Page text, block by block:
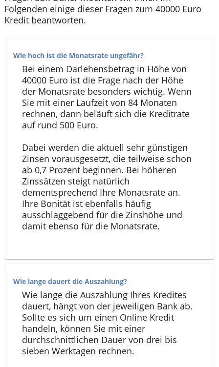
Folgenden einige dieser Fragen zum 40000 Euro
Kredit beantworten.
Wie hoch ist die Monatsrate ungefähr?
Bei einem Darlehensbetrag in Höhe von
40000 Euro ist die Frage nach der Höhe
der Monatsrate besonders wichtig. Wenn
Sie mit einer Laufzeit von 84 Monaten
rechnen, dann beläuft sich die Kreditrate
auf rund 500 Euro.
Dabei werden die aktuell sehr günstigen
Zinsen vorausgesetzt, die teilweise schon
ab 0,7 Prozent beginnen. Bei höheren
Zinssätzen steigt natürlich
dementsprechend Ihre Monatsrate an.
Ihre Bonität ist ebenfalls häufig
ausschlaggebend für die Zinshöhe und
damit ebenso für die Monatsrate.
Wie lange dauert die Auszahlung?
Wie lange die Auszahlung Ihres Kredites
dauert, hängt von der jeweiligen Bank ab.
Sollte es sich um einen Online Kredit
handeln, können Sie mit einer
durchschnittlichen Dauer von drei bis
sieben Werktagen rechnen.